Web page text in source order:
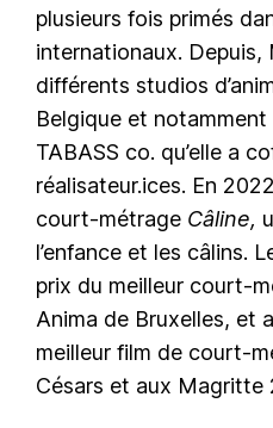
plusieurs fois primés
internationaux.
différents studios
Belgique et
TABASS co. qu’elle a
réalisateur.ices. En
court-métrage Câline,
l’enfance et les câlins.
prix du meilleur court-
Anima de Bruxelles, et
meilleur film de court-
Césars et aux Magritte